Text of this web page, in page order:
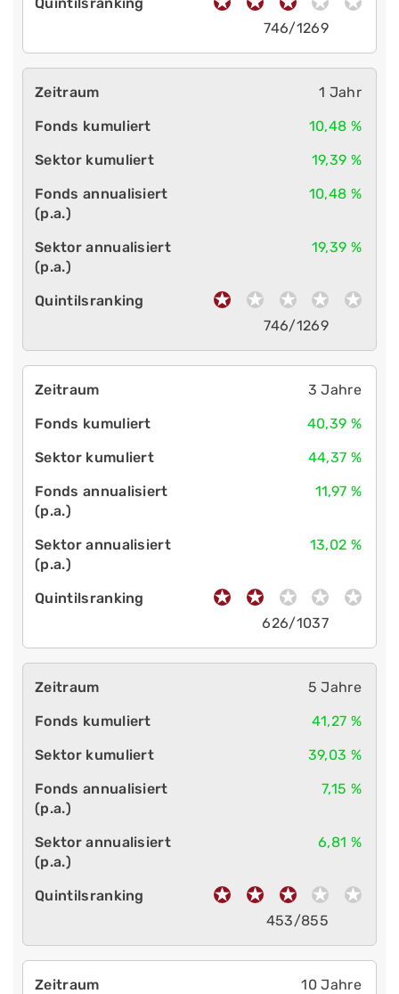
746/1269
1 Jahr
10,48 %
19,39 %
10,48 %
19,39 %
746/1269
3 Jahre
40,39 %
44,37 %
11,97 %
13,02 %
626/1037
5 Jahre
41,27 %
39,03 %
7,15 %
6,81 %
453/855
10 Jahre